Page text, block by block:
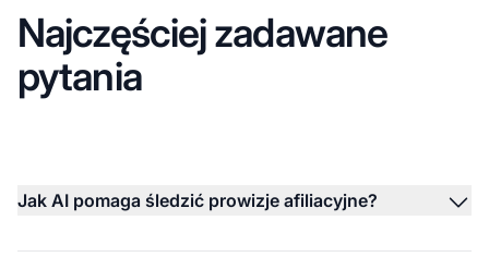
Najczęściej zadawane
pytania
Jak AI pomaga śledzić prowizje afiliacyjne?